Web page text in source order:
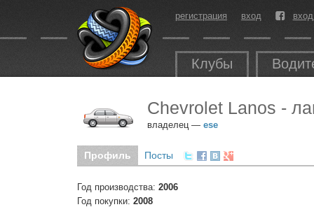
регистрация вход
Клубы
Chevrolet Lanos -
владелец — ese
Профиль Посты
Год производства: 2006
Год покупки: 2008